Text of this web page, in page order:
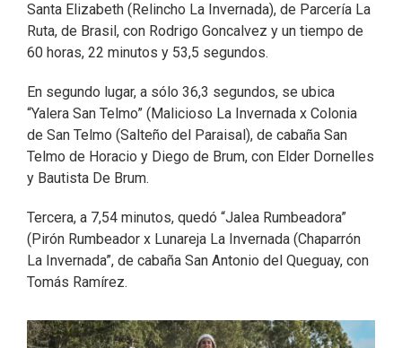
Santa Elizabeth (Relincho La Invernada), de Parcería La
Ruta, de Brasil, con Rodrigo Goncalvez y un tiempo de
60 horas, 22 minutos y 53,5 segundos.
En segundo lugar, a sólo 36,3 segundos, se ubica
“Yalera San Telmo” (Malicioso La Invernada x Colonia
de San Telmo (Salteño del Paraisal), de cabaña San
Telmo de Horacio y Diego de Brum, con Elder Dornelles
y Bautista De Brum.
Tercera, a 7,54 minutos, quedó “Jalea Rumbeadora”
(Pirón Rumbeador x Lunareja La Invernada (Chaparrón
La Invernada”, de cabaña San Antonio del Queguay, con
Tomás Ramírez.